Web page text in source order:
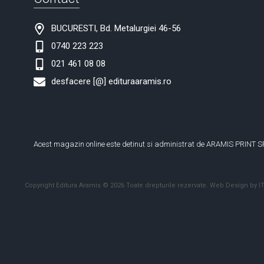
BUCURESTI, Bd. Metalurgiei 46-56
0740 223 223
021 461 08 08
desfacere [@] edituraaramis.ro
Acest magazin online este detinut si administrat de ARAMIS PRINT
Copyright Editura Aramis © 2026 Toate drepturile rezervate. Web Design by